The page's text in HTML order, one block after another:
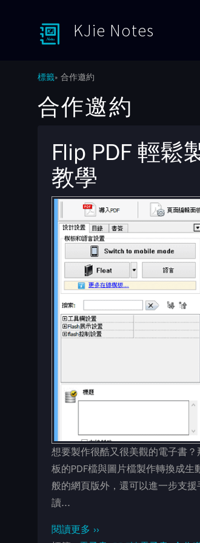
KJie Notes
標籤 合作邀約
合作邀約
Flip PDF 輕鬆
教學
想要製作很酷又很美觀的電子書
板的PDF檔與圖片檔製作轉換成
般的網頁版外，還可以進一步支
讀...
閱讀更多 ››